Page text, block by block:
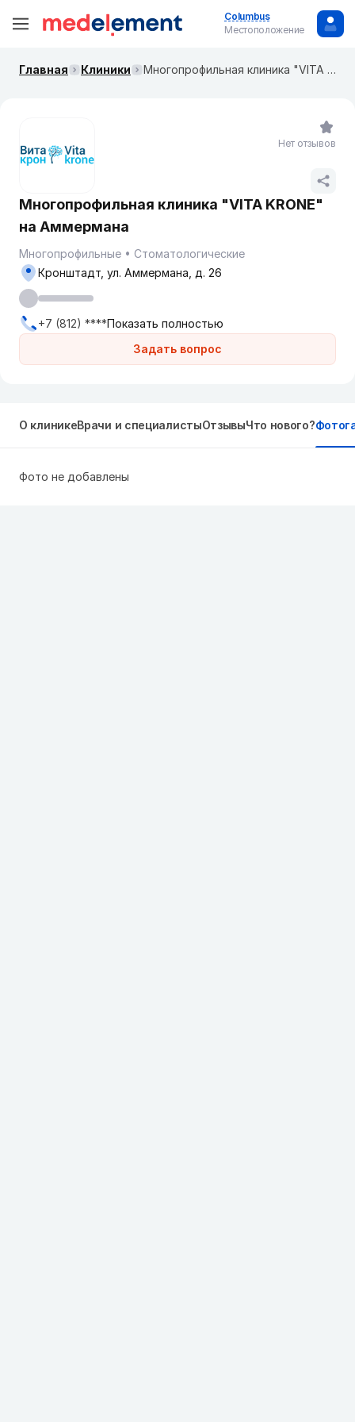
Columbus
Местоположение
Главная Клиники Многопрофильная клиника "VITA KRONE" на Аммермана
Многопрофильная клиника "VITA KRONE"
на Аммермана
Многопрофильные Стоматологические
Задать вопрос
Кронштадт, ул. Аммермана, д. 26
+7 (812) ****Показать полностью
Нет отзывов
О клиникеВрачи и специалистыОтзывыЧто нового?
Фото не добавлены